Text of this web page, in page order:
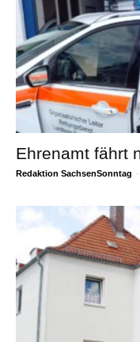
Ehrenamt fährt
Redaktion SachsenSonntag -